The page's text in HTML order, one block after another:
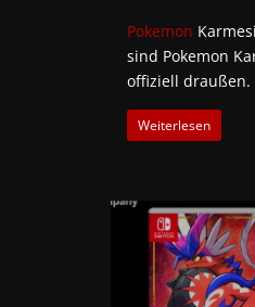
Pokemon
sind Pokemon
offiziell draußen.
Weiterlesen